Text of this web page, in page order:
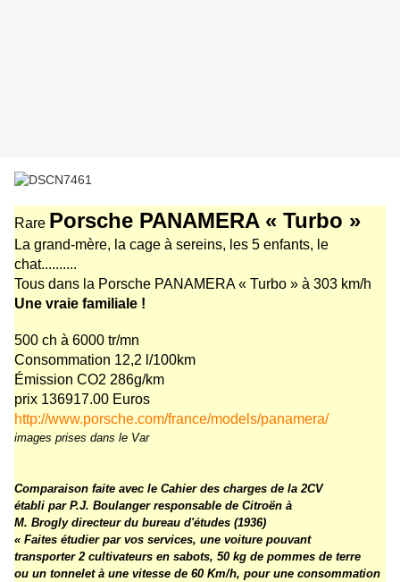
Rare Porsche PANAMERA « Turbo »
La grand-mère, la cage à sereins, les 5 enfants, le
chat..........
Tous dans la Porsche PANAMERA « Turbo » à 303 km/h
Une vraie familiale !
500 ch à 6000 tr/mn
Consommation 12,2 l/100km
Émission CO2 286g/km
prix 136917.00 Euros
http://www.porsche.com/france/models/panamera/
images prises dans le Var
Comparaison faite avec le Cahier des charges de la 2CV
établi par P.J. Boulanger responsable de Citroën à
M. Brogly directeur du bureau d'études (1936)
« Faites étudier par vos services, une voiture pouvant
transporter 2 cultivateurs en sabots, 50 kg de pommes de terre
ou un tonnelet à une vitesse de 60 Km/h, pour une consommation